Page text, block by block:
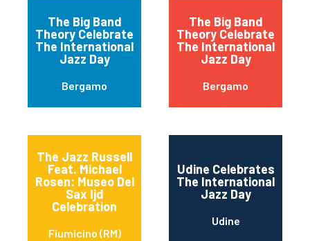
The Big Band
Theory Celebrate
The International
Jazz Day
Bergamo
The Big Band
Theory Celebrate
The International
Jazz Day
Bergamo
The Jazz Russell
Feat. Michael
Rosen: Museo Del
Sax Ijd
Celebration
Fiumicino (RM)
Udine Celebrates
The International
Jazz Day
Udine